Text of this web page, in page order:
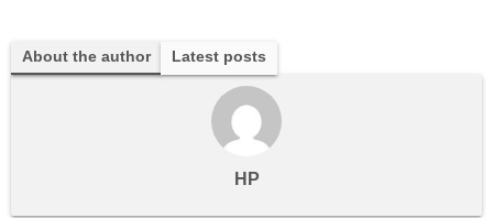
About the author Latest posts
HP